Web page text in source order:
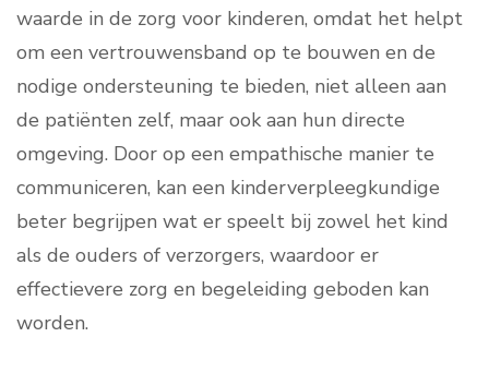
waarde in de zorg voor kinderen, omdat het helpt
om een vertrouwensband op te bouwen en de
nodige ondersteuning te bieden, niet alleen aan
de patiënten zelf, maar ook aan hun directe
omgeving. Door op een empathische manier te
communiceren, kan een kinderverpleegkundige
beter begrijpen wat er speelt bij zowel het kind
als de ouders of verzorgers, waardoor er
effectievere zorg en begeleiding geboden kan
worden.